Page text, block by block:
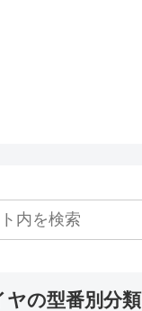
ヤの型番別分類